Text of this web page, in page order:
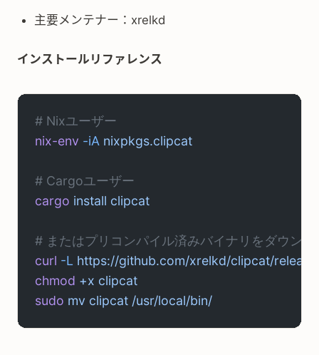
主要メンテナー：xrelkd
インストールリファレンス
# Nixユーザー
nix-env -iA nixpkgs.clipcat
# Cargoユーザー
cargo install clipcat
# またはプリコンパイル済みバイナリをダウンロ
curl -L https://github.com/xrelkd/clipcat/
chmod +x clipcat
sudo mv clipcat /usr/local/bin/